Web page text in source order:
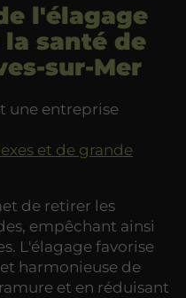
l'élagage
santé de
sur-Mer
une entreprise
et de grande
de retirer les
empêchant ainsi
L'élagage favorise
harmonieuse de
et en réduisant